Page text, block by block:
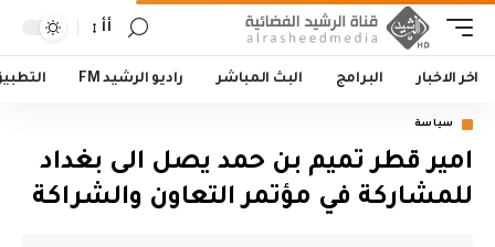
أأ
اخر الاخبار البرامج البث المباشر راديو الرشيد FM
سياسة
امير قطر تميم بن حمد يصل الى بغداد
للمشاركة في مؤتمر التعاون والشراكة